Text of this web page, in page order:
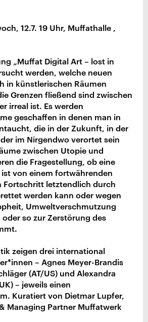
12.7. 19 Uhr, Muffathalle ,
„Muffat Digital Art – lost in
werden, welche neuen
in künstlerischen Räumen
Grenzen fließend sind zwischen
irreal ist. Es werden
geschaffen in denen man in
die in der Zukunft, in der
im Nirgendwo verortet sein
zwischen Utopie und
die Fragestellung, ob eine
von einem fortwährenden
Fortschritt letztendlich durch
werden kann oder wegen
Umweltverschmutzung
oder so zur Zerstörung des
zeigen drei international
– Agnes Meyer-Brandis
(AT/US) und Alexandra
– jeweils einen
Kuratiert von Dietmar Lupfer,
Managing Partner Muffatwerk